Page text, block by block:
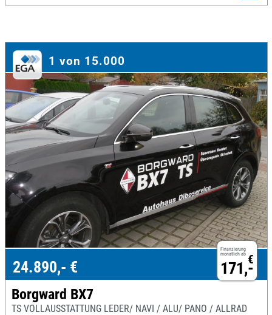
1 von 15.000
Finanzierung
monatlich ab €
171,-
24.890,- €
Borgward BX7
TS VOLLAUSSTATTUNG LEDER/ NAVI / ALU/ PANO / ALLRAD